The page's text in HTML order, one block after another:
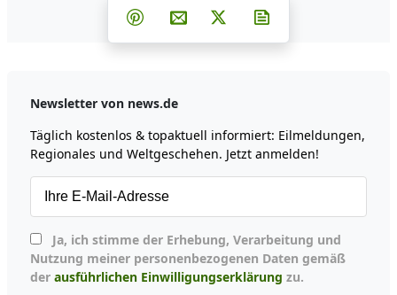
Teilen auf Facebook
Teilen auf Whatsapp
Teilen auf Telegram
Teilen auf Pinterest
Per E-Mail teilen
Post auf X
Newsletter von news.de
Täglich kostenlos & topaktuell informiert: Eilmeldungen,
Regionales und Weltgeschehen. Jetzt anmelden!
Nutzung meiner personenbezogenen Daten gemäß
der ausführlichen Einwilligungserklärung zu.